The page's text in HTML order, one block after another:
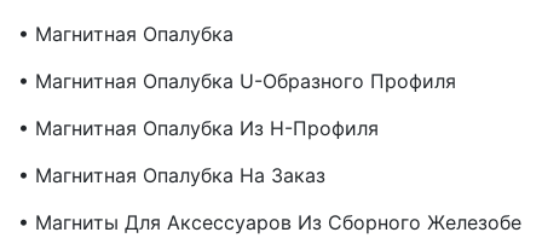
• Магнитная Опалубка
• Магнитная Опалубка U-Образного Профиля
• Магнитная Опалубка Из Н-Профиля
• Магнитная Опалубка На Заказ
• Магниты Для Аксессуаров Из Сборного Железобе